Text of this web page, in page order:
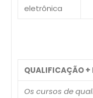
eletrônica
QUALIFICAÇÃO +
Os cursos de